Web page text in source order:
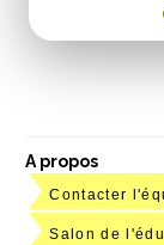
A propos
Contacter
Salon de